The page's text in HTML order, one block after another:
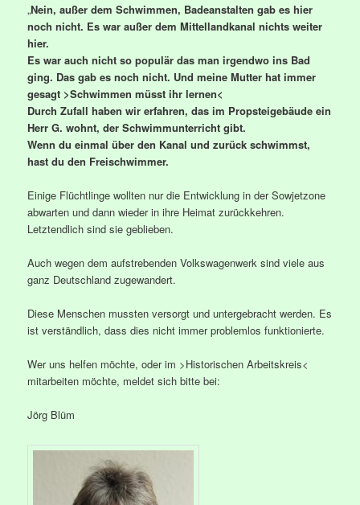
„Nein, außer dem Schwimmen, Badeanstalten gab es hier
noch nicht. Es war außer dem Mittellandkanal nichts weiter
hier.
Es war auch nicht so populär das man irgendwo ins Bad
ging. Das gab es noch nicht. Und meine Mutter hat immer
gesagt >Schwimmen müsst ihr lernen<
Durch Zufall haben wir erfahren, das im Propsteigebäude ein
Herr G. wohnt, der Schwimmunterricht gibt.
Wenn du einmal über den Kanal und zurück schwimmst,
hast du den Freischwimmer.
Einige Flüchtlinge wollten nur die Entwicklung in der Sowjetzone
abwarten und dann wieder in ihre Heimat zurückkehren.
Letztendlich sind sie geblieben.
Auch wegen dem aufstrebenden Volkswagenwerk sind viele aus
ganz Deutschland zugewandert.
Diese Menschen mussten versorgt und untergebracht werden. Es
ist verständlich, dass dies nicht immer problemlos funktionierte.
Wer uns helfen möchte, oder im >Historischen Arbeitskreis<
mitarbeiten möchte, meldet sich bitte bei:
Jörg Blüm